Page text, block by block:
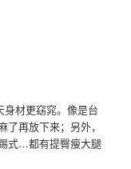
材更窈窕。像是台
再放下来；另外，
式…都有提臀瘦大腿